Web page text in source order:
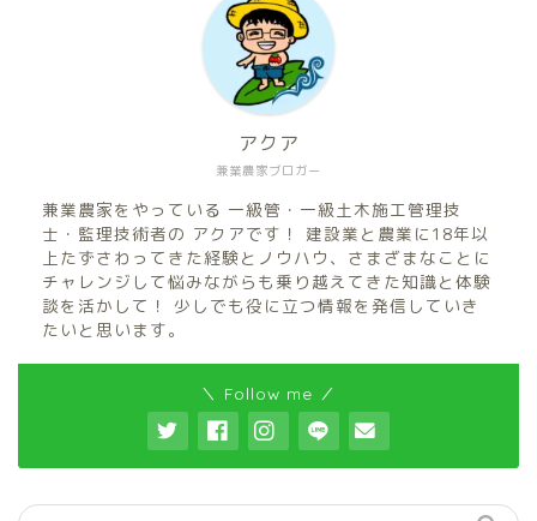
兼業農家ブロガー
アクア
兼業農家をやっている 一級管・一級土木施工管理技
士・監理技術者の アクアです！ 建設業と農業に18年以
上たずさわってきた経験とノウハウ、さまざまなことに
チャレンジして悩みながらも乗り越えてきた知識と体験
談を活かして！ 少しでも役に立つ情報を発信していき
たいと思います。
＼ Follow me ／